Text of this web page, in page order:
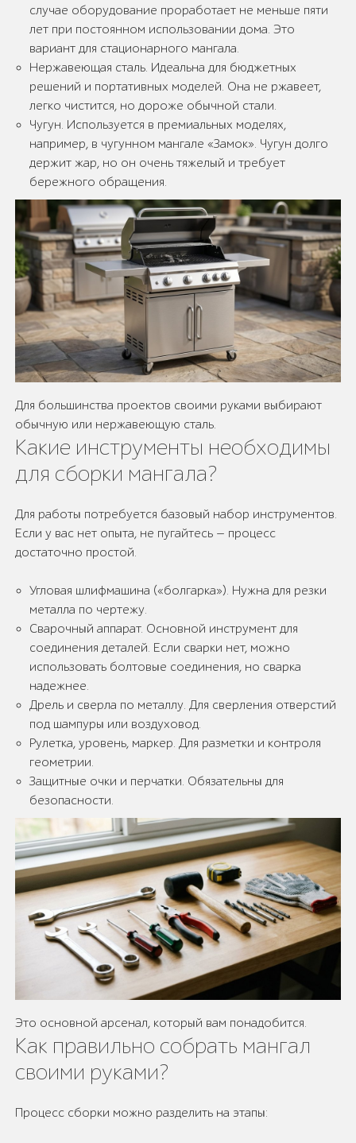
случае оборудование проработает не меньше пяти
лет при постоянном использовании дома. Это
вариант для стационарного мангала.
Нержавеющая сталь. Идеальна для бюджетных
решений и портативных моделей. Она не ржавеет,
легко чистится, но дороже обычной стали.
Чугун. Используется в премиальных моделях,
например, в чугунном мангале «Замок». Чугун долго
держит жар, но он очень тяжелый и требует
бережного обращения.
Для большинства проектов своими руками выбирают
обычную или нержавеющую сталь.
Какие инструменты необходимы
для сборки мангала?
Для работы потребуется базовый набор инструментов.
Если у вас нет опыта, не пугайтесь — процесс
достаточно простой.
Угловая шлифмашина («болгарка»). Нужна для резки
металла по чертежу.
Сварочный аппарат. Основной инструмент для
соединения деталей. Если сварки нет, можно
использовать болтовые соединения, но сварка
надежнее.
Дрель и сверла по металлу. Для сверления отверстий
под шампуры или воздуховод.
Рулетка, уровень, маркер. Для разметки и контроля
геометрии.
Защитные очки и перчатки. Обязательны для
безопасности.
Это основной арсенал, который вам понадобится.
Как правильно собрать мангал
своими руками?
Процесс сборки можно разделить на этапы: